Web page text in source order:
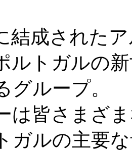
結成された
ルトガルの
グループ。
皆さまざ
ガルの主要